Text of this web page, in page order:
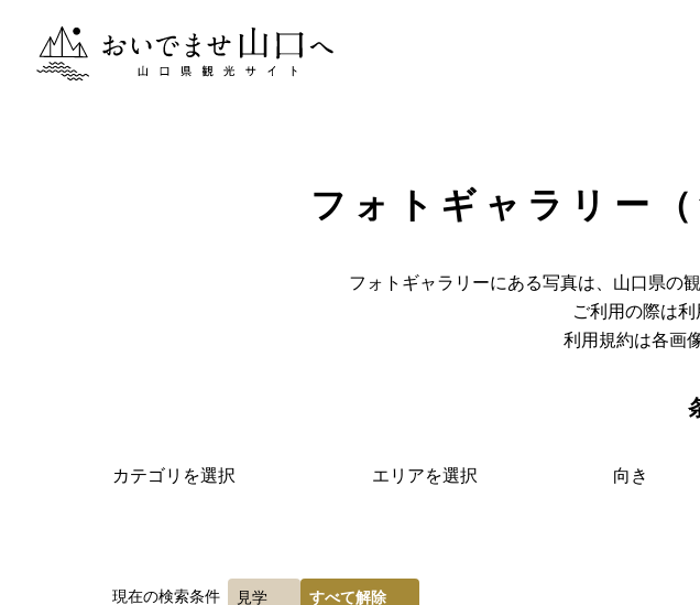
おいでませ山口へー山口県観光サイト
フォトギャラリー
フォトギャラリーにある写真は、山口県の
ご利用の際は利
利用規約は各画
カテゴリを選択 エリアを選択 向き
現在の検索条件 見学 すべて解除